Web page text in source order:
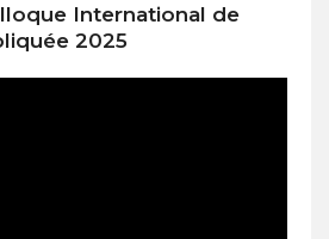
International de
2025